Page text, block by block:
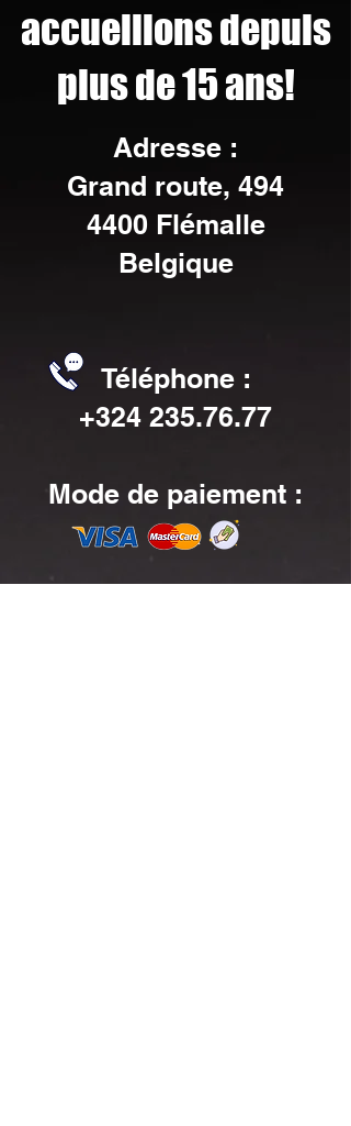
accueillons depuis
plus de 15 ans!
Adresse :
Grand route, 494
4400 Flémalle
Belgique
Téléphone :
+324 235.76.77
Mode de paiement :